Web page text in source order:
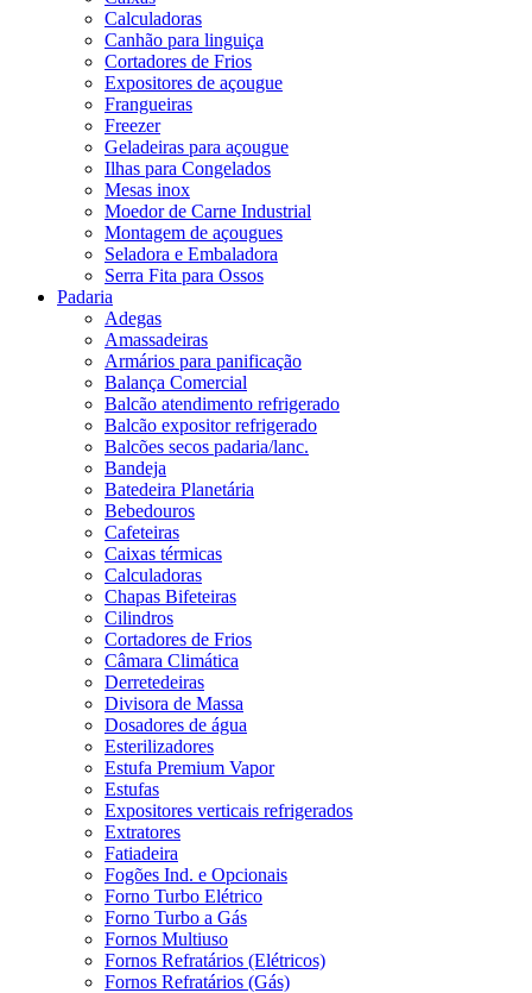
Calculadoras
Canhão para linguiça
Cortadores de Frios
Expositores de açougue
Frangueiras
Freezer
Geladeiras para açougue
Ilhas para Congelados
Mesas inox
Moedor de Carne Industrial
Montagem de açougues
Seladora e Embaladora
Serra Fita para Ossos
Padaria
Adegas
Amassadeiras
Armários para panificação
Balança Comercial
Balcão atendimento refrigerado
Balcão expositor refrigerado
Balcões secos padaria/lanc.
Bandeja
Batedeira Planetária
Bebedouros
Cafeteiras
Caixas térmicas
Calculadoras
Chapas Bifeteiras
Cilindros
Cortadores de Frios
Câmara Climática
Derretedeiras
Divisora de Massa
Dosadores de água
Esterilizadores
Estufa Premium Vapor
Estufas
Expositores verticais refrigerados
Extratores
Fatiadeira
Fogões Ind. e Opcionais
Forno Turbo Elétrico
Forno Turbo a Gás
Fornos Multiuso
Fornos Refratários (Elétricos)
Fornos Refratários (Gás)